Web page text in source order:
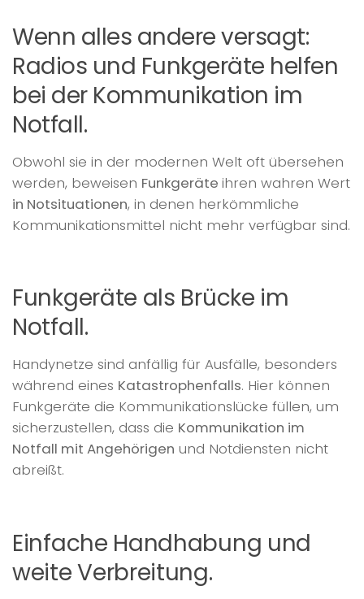
Wenn alles andere versagt:
Radios und Funkgeräte helfen
bei der Kommunikation im
Notfall.
Obwohl sie in der modernen Welt oft übersehen
werden, beweisen Funkgeräte ihren wahren Wert
in Notsituationen, in denen herkömmliche
Kommunikationsmittel nicht mehr verfügbar sind.
Funkgeräte als Brücke im
Notfall.
Handynetze sind anfällig für Ausfälle, besonders
während eines Katastrophenfalls. Hier können
Funkgeräte die Kommunikationslücke füllen, um
sicherzustellen, dass die Kommunikation im
Notfall mit Angehörigen und Notdiensten nicht
abreißt.
Einfache Handhabung und
weite Verbreitung.